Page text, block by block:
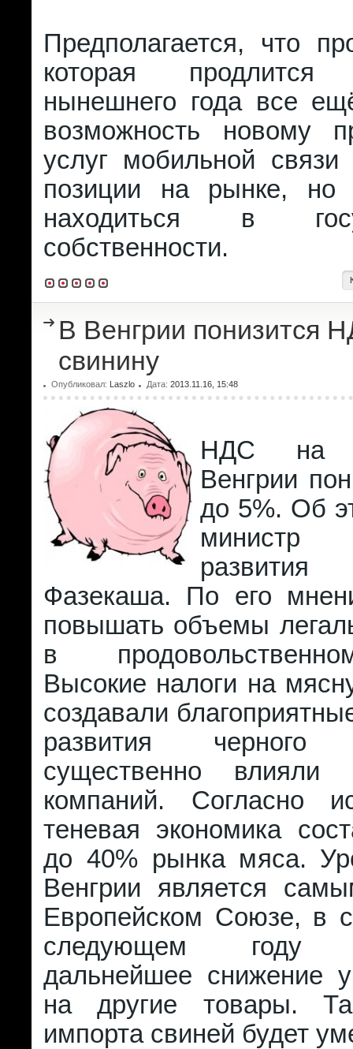
Предполагается, что
которая
нынешнего года все
возможность новому
услуг мобильной связи
позиции на рынке, но
находиться в
собственности.
В Венгрии понизится
свинину
Опубликовал: Laszlo Дата: 2013.11.16, 15:48
НДС на
Венгрии
до 5%. Об
министр
Фазекаша. По его
повышать объемы
в
Высокие налоги на
создавали
развития
существенно
компаний. Согласно
теневая экономика
до 40% рынка мяса.
Венгрии является
Европейском Союзе, в
следующем году
дальнейшее снижение
на другие товары.
импорта свиней будет